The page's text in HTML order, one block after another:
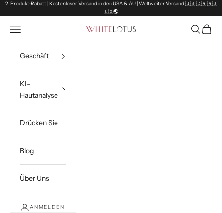
Zum Inhalt springen
2. Produkt-Rabatt | Kostenloser Versand in den USA & AU | Weltweiter Versand 🇬🇧 🇨🇦 🇦🇺
🇺🇸🌏
White Lotus
Navigationsmenü öffnen Suche
Geschäft
KI-
Hautanalyse
Drücken Sie
Blog
Über Uns
ANMELDEN